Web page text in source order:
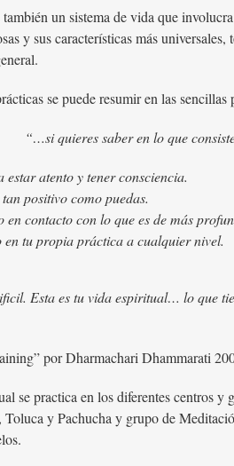
también un sistema de vida que
y sus características más
se puede resumir en las
“…si quieres saber en lo que
atento y tener consciencia.
positivo como puedas.
en contacto con lo que es de más
en tu propia práctica a cualquier nivel.
Esta es tu vida espiritual… lo que
por Dharmachari Dhammarati
se practica en los diferentes centros
y Pachucha y grupo de